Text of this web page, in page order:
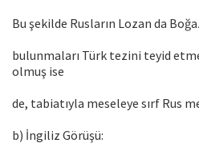
Bu şekilde Rusların Lozan da
bulunmaları Türk tezini teyid
olmuş ise
de, tabiatıyla meseleye sırf Rus
b) İngiliz Görüşü: